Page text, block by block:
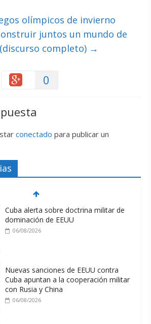
olímpicos de invierno
juntos un mundo de
completo) →
0
conectado para publicar un
Cuba alerta sobre doctrina militar de
dominación de EEUU
06/08/2026
Nuevas sanciones de EEUU contra
Cuba apuntan a la cooperación militar
con Rusia y China
06/08/2026